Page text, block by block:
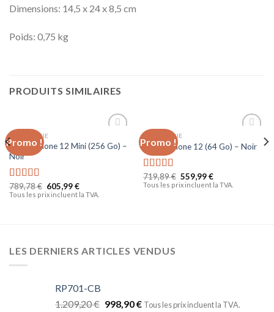
Dimensions: 14,5 x 24 x 8,5 cm
Poids: 0,75 kg
PRODUITS SIMILAIRES
Promo !
Ajouter
à la liste
TÉLÉPHONIE
Apple iPhone 12 Mini (256 Go) –
Noir
Note5.00
sur 5
789,78€ 605,99€
Tous les prix incluent la TVA.
Promo !
à la liste
TÉLÉPHONIE
Apple iPhone 12 (64 Go) – Noir
Note5.00
sur 5
719,89€ 559,99€
Tous les prix incluent la TVA.
LES DERNIERS ARTICLES VENDUS
RP701-CB
1.209,20€ 998,90€ Tous les prix incluent la TVA.